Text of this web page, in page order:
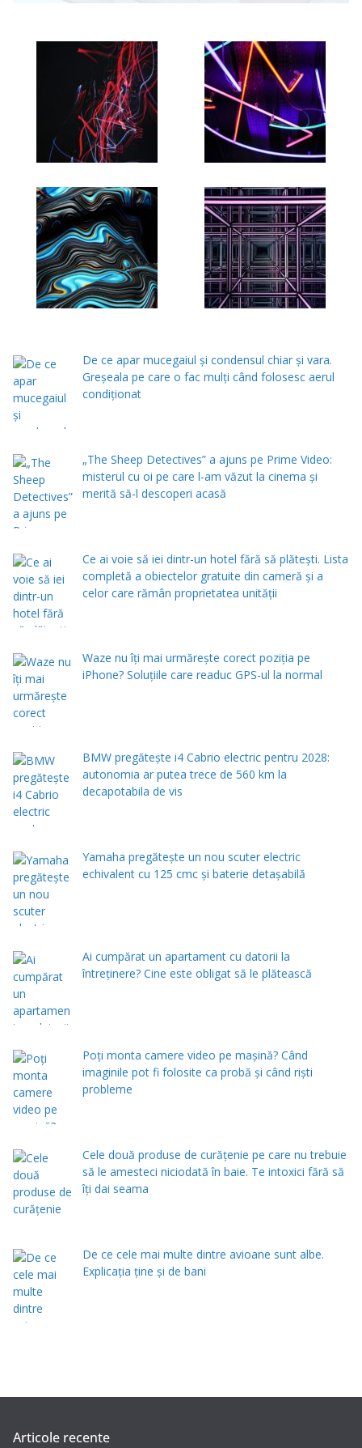
De ce apar mucegaiul și condensul chiar și vara.
Greșeala pe care o fac mulți când folosesc aerul
condiționat
„The Sheep Detectives” a ajuns pe Prime Video:
misterul cu oi pe care l-am văzut la cinema și
merită să-l descoperi acasă
Ce ai voie să iei dintr-un hotel fără să plătești. Lista
completă a obiectelor gratuite din cameră și a
celor care rămân proprietatea unității
Waze nu îți mai urmărește corect poziția pe
iPhone? Soluțiile care readuc GPS-ul la normal
BMW pregătește i4 Cabrio electric pentru 2028:
autonomia ar putea trece de 560 km la
decapotabila de vis
Yamaha pregătește un nou scuter electric
echivalent cu 125 cmc și baterie detașabilă
Ai cumpărat un apartament cu datorii la
întreținere? Cine este obligat să le plătească
Poți monta camere video pe mașină? Când
imaginile pot fi folosite ca probă și când riști
probleme
Cele două produse de curăţenie pe care nu trebuie
să le amesteci niciodată în baie. Te intoxici fără să
îţi dai seama
De ce cele mai multe dintre avioane sunt albe.
Explicația ține și de bani
Articole recente